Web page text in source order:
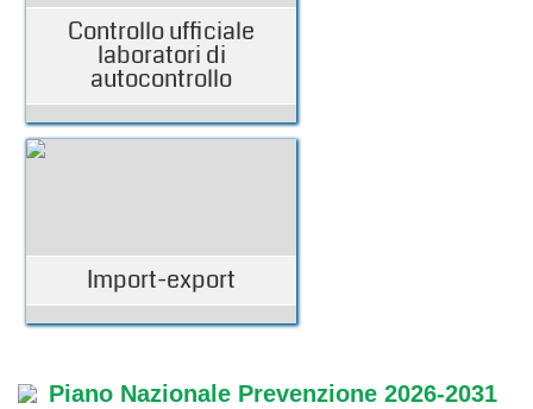
Controllo ufficiale
laboratori di
autocontrollo
Import-export
Piano Nazionale Prevenzione 2026-2031